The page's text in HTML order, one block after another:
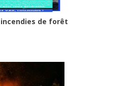
de forêt